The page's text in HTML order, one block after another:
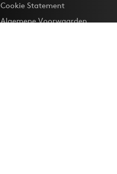
Cookie Statement
Algemene Voorwaarden